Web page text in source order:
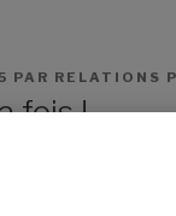
PAR RELATIONS
fois !